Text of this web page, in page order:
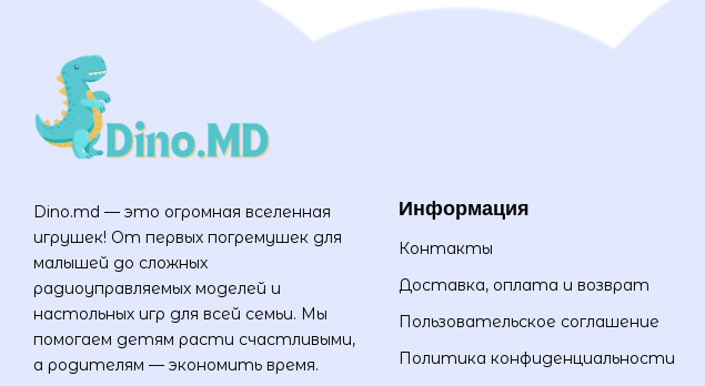
Dino.md — это огромная вселенная
игрушек! От первых погремушек для
малышей до сложных
радиоуправляемых моделей и
настольных игр для всей семьи. Мы
помогаем детям расти счастливыми,
а родителям — экономить время.
Информация
Контакты
Доставка, оплата и возврат
Пользовательское соглашение
Политика конфиденциальности